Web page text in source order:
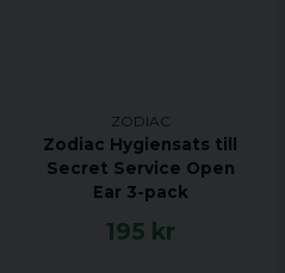
ZODIAC
Zodiac Hygiensats till
Secret Service Open
Ear 3-pack
195 kr